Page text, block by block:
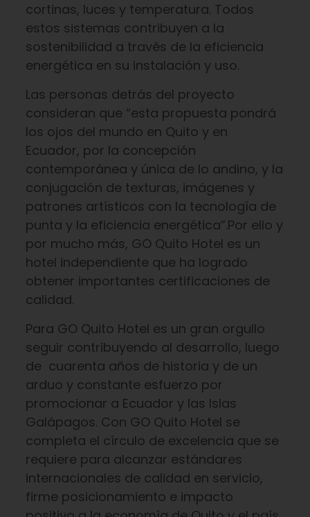
cortinas, luces y temperatura. Todos
estos sistemas contribuyen a la
sostenibilidad a través de la eficiencia
energética en su instalación y uso.
Las personas detrás del proyecto
consideran que “esta propuesta pondrá
los ojos del mundo en Quito y en
Ecuador, por la concepción
contemporánea y única de lo andino, y la
conjugación de texturas, imágenes y
patrones artísticos con la tecnología de
punta y la eficiencia energética”.Por ello y
por mucho más, GO Quito Hotel es un
hotel independiente que ha logrado
obtener importantes certificaciones de
calidad.
Para GO Quito Hotel es un gran orgullo
seguir contribuyendo al desarrollo, luego
de cuarenta años de historia y de un
arduo y constante esfuerzo por
promocionar a Ecuador y las Islas
Galápagos. Con GO Quito Hotel se
completa el círculo de excelencia que se
requiere para alcanzar estándares
internacionales de calidad en servicio,
firme posicionamiento e impacto